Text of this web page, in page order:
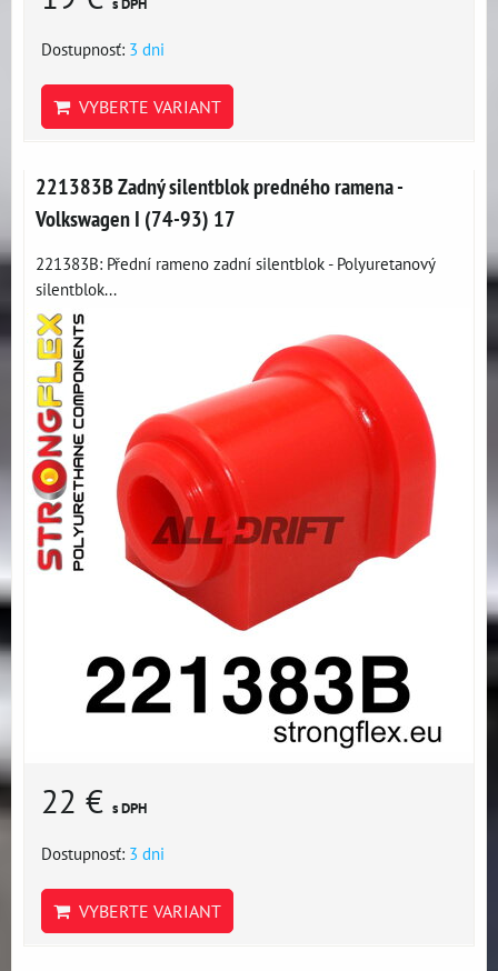
s DPH
Dostupnosť: 3 dni
VYBERTE VARIANT
221383B Zadný silentblok predného ramena -
Volkswagen I (74-93) 17
221383B: Přední rameno zadní silentblok - Polyuretanový
silentblok...
22 € s DPH
Dostupnosť: 3 dni
VYBERTE VARIANT